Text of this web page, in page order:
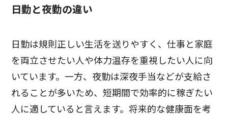
日勤と夜勤の違い
日勤は規則正しい生活を送りやすく、仕事と家庭
を両立させたい人や体力温存を重視したい人に向
いています。一方、夜勤は深夜手当などが支給さ
れることが多いため、短期間で効率的に稼ぎたい
人に適していると言えます。将来的な健康面を考